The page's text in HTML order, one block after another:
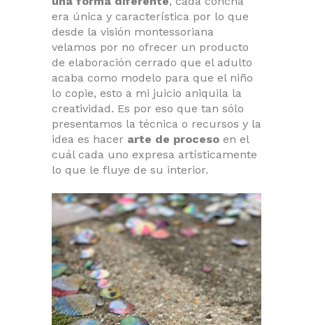
era única y característica por lo que
desde la visión montessoriana
velamos por no ofrecer un producto
de elaboración cerrado que el adulto
acaba como modelo para que el niño
lo copie, esto a mi juicio aniquila la
creatividad. Es por eso que tan sólo
presentamos la técnica o recursos y la
idea es hacer arte de proceso en el
cuál cada uno expresa artísticamente
lo que le fluye de su interior.